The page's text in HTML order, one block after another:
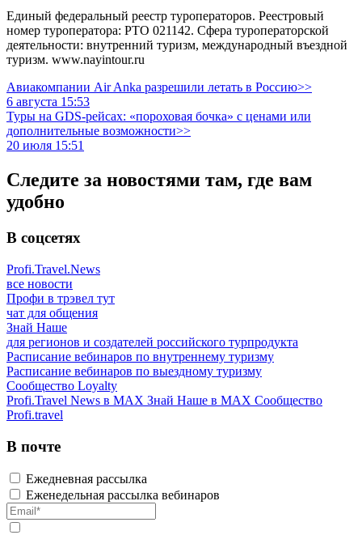
Единый федеральный реестр туроператоров. Реестровый
номер туроператора: РТО 021142. Сфера туроператорской
деятельности: внутренний туризм, международный въездной
туризм. www.nayintour.ru
Авиакомпании Air Anka разрешили летать в Россию>>
6 августа 15:53
Туры на GDS-рейсах: «пороховая бочка» с ценами или
дополнительные возможности>>
20 июля 15:51
Следите за новостями там, где вам
удобно
В соцсетях
Profi.Travel.News
все новости
Профи в трэвел тут
чат для общения
Знай Наше
для регионов и создателей российского турпродукта
Расписание вебинаров по внутреннему туризму
Расписание вебинаров по выездному туризму
Сообщество Loyalty
Profi.Travel News в MAX Знай Наше в MAX Сообщество
Profi.travel
В почте
Ежедневная рассылка
Еженедельная рассылка вебинаров